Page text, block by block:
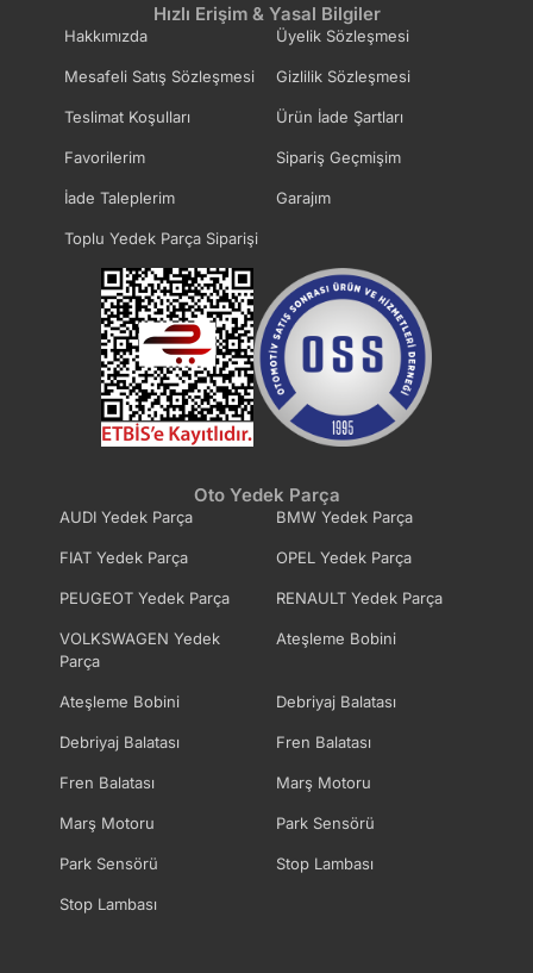
Hızlı Erişim & Yasal Bilgiler
Hakkımızda Üyelik Sözleşmesi
Mesafeli Satış Sözleşmesi Gizlilik Sözleşmesi
Teslimat Koşulları Ürün İade Şartları
Favorilerim Sipariş Geçmişim
İade Taleplerim Garajım
Toplu Yedek Parça Siparişi
Oto Yedek Parça
AUDI Yedek Parça BMW Yedek Parça
FIAT Yedek Parça OPEL Yedek Parça
PEUGEOT Yedek Parça RENAULT Yedek Parça
VOLKSWAGEN Yedek
Parça
Ateşleme Bobini
Ateşleme Bobini Debriyaj Balatası
Debriyaj Balatası Fren Balatası
Fren Balatası Marş Motoru
Marş Motoru Park Sensörü
Park Sensörü Stop Lambası
Stop Lambası